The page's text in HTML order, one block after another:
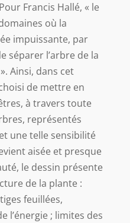
Francis Hallé, « le
où la
impuissante, par
séparer l’arbre de la
Ainsi, dans cet
de mettre en
à travers toute
représentés
une telle sensibilité
aisée et presque
le dessin présente
de la plante :
feuillées,
l’énergie ; limites des